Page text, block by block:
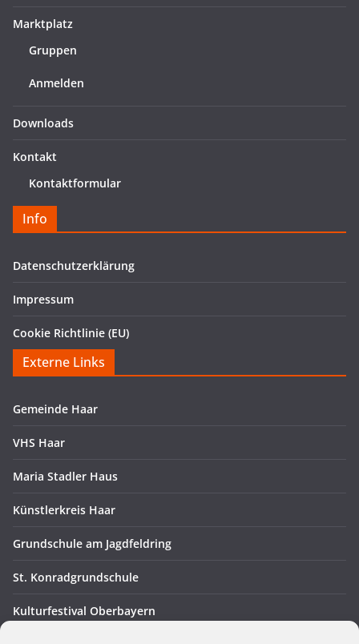
Marktplatz
Gruppen
Anmelden
Downloads
Kontakt
Kontaktformular
Info
Datenschutzerklärung
Impressum
Cookie Richtlinie (EU)
Externe Links
Gemeinde Haar
VHS Haar
Maria Stadler Haus
Künstlerkreis Haar
Grundschule am Jagdfeldring
St. Konradgrundschule
Kulturfestival Oberbayern